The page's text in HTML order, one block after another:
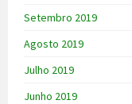
Setembro 2019
Agosto 2019
Julho 2019
Junho 2019